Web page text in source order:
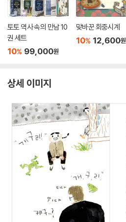
토토 역사 속의 만남 10
권 세트
10% 99,000원
맞바꾼 회중시계
10% 12,600원
상세 이미지